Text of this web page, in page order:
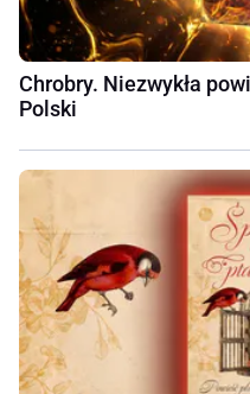
Chrobry. Niezwykła
Polski